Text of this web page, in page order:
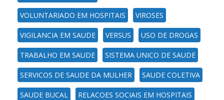
VOLUNTARIADO EM HOSPITAIS VIROSES
VIGILANCIA EM SAUDE VERSUS USO DE DROGAS
TRABALHO EM SAUDE SISTEMA UNICO DE SAUDE
SERVICOS DE SAUDE DA MULHER SAUDE COLETIVA
SAUDE BUCAL RELACOES SOCIAIS EM HOSPITAIS